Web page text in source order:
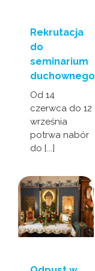
Rekrutacja
do
seminarium
duchownego
Od 14
czerwca do 12
września
potrwa nabór
do [...]